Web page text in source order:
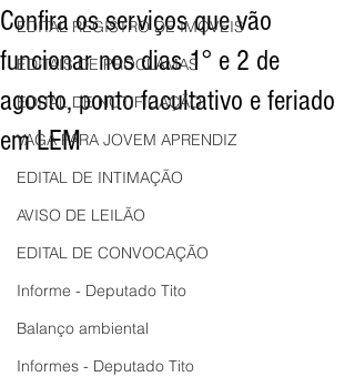
EDITAL REGISTRO DE IMÓVEIS
EDITAIS DE PROCLAMAS
EDITAL DE NOTIFICAÇÃO
VAGA PARA JOVEM APRENDIZ
EDITAL DE INTIMAÇÃO
AVISO DE LEILÃO
EDITAL DE CONVOCAÇÃO
Informe - Deputado Tito
Balanço ambiental
Informes - Deputado Tito
Confira os serviços que vão
funcionar nos dias 1° e 2 de
agosto, ponto facultativo e feriado
em LEM